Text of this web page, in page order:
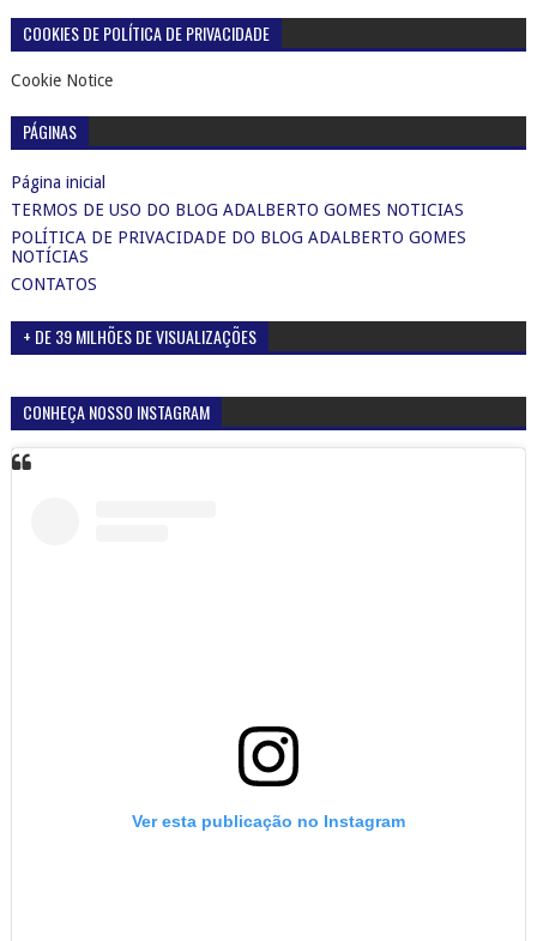
COOKIES DE POLÍTICA DE PRIVACIDADE
Cookie Notice
PÁGINAS
Página inicial
TERMOS DE USO DO BLOG ADALBERTO GOMES NOTICIAS
POLÍTICA DE PRIVACIDADE DO BLOG ADALBERTO GOMES
NOTÍCIAS
CONTATOS
+ DE 39 MILHÕES DE VISUALIZAÇÕES
CONHEÇA NOSSO INSTAGRAM
Ver esta publicação no Instagram